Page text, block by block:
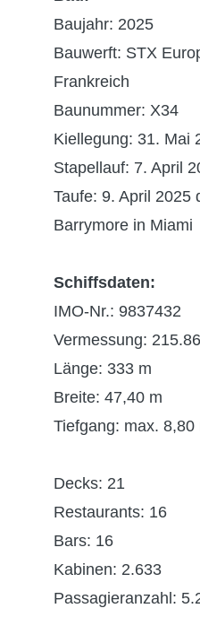
Baujahr: 2025
Bauwerft: STX
Frankreich
Baunummer: X34
Kiellegung: 31. Mai
Stapellauf: 7. April
Taufe: 9. April 2025
Barrymore in Miami
Schiffsdaten:
IMO-Nr.: 9837432
Vermessung:
Länge: 333 m
Breite: 47,40 m
Tiefgang: max. 8,80
Decks: 21
Restaurants: 16
Bars: 16
Kabinen: 2.633
Passagieranzahl: